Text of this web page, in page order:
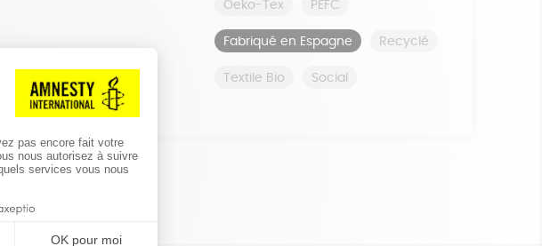
Oeko-Tex PEFC
Fabriqué en Espagne Recyclé
Textile Bio Social